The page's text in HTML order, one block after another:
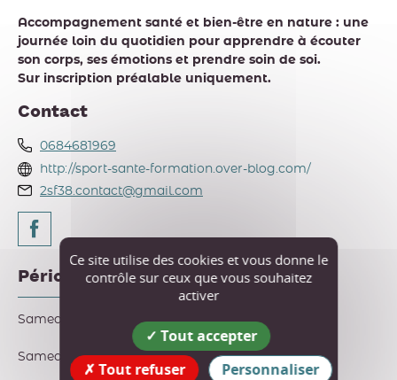
Accompagnement santé et bien-être en nature : une
journée loin du quotidien pour apprendre à écouter
son corps, ses émotions et prendre soin de soi.
Sur inscription préalable uniquement.
Contact
0684681969
http://sport-sante-formation.over-blog.com/
2sf38.contact@gmail.com
Périodes d'ouverture
Samedi 25 juillet 2026 de 9h à 17h.
Samedi 29 août 2026 de 9h à 17h.
Ce site utilise des cookies et vous donne le
contrôle sur ceux que vous souhaitez
activer
Tout accepter
Tout refuser
Personnaliser